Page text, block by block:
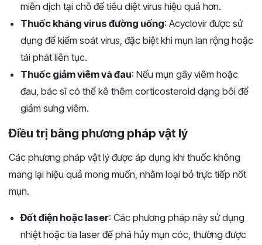
miễn dịch tại chỗ để tiêu diệt virus hiệu quả hơn.
Thuốc kháng virus đường uống: Acyclovir được sử
dụng để kiểm soát virus, đặc biệt khi mụn lan rộng hoặc
tái phát liên tục.
Thuốc giảm viêm và đau: Nếu mụn gây viêm hoặc
đau, bác sĩ có thể kê thêm corticosteroid dạng bôi để
giảm sưng viêm.
Điều trị bằng phương pháp vật lý
Các phương pháp vật lý được áp dụng khi thuốc không
mang lại hiệu quả mong muốn, nhằm loại bỏ trực tiếp nốt
mụn.
Đốt điện hoặc laser: Các phương pháp này sử dụng
nhiệt hoặc tia laser để phá hủy mụn cóc, thường được